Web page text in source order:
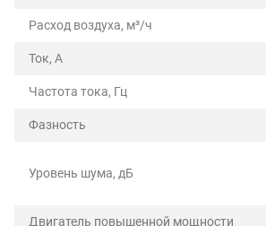
Расход воздуха, м³/ч
Ток, А
Частота тока, Гц
Фазность
Уровень шума, дБ
Двигатель повышенной мощности